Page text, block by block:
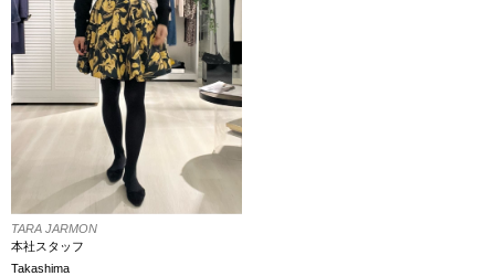
TARA JARMON
本社スタッフ
Takashima